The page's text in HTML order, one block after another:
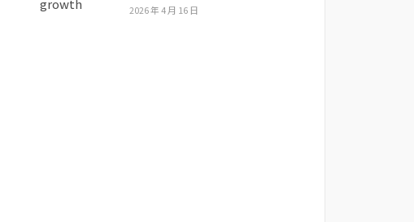
2026 年 4 月 16 日